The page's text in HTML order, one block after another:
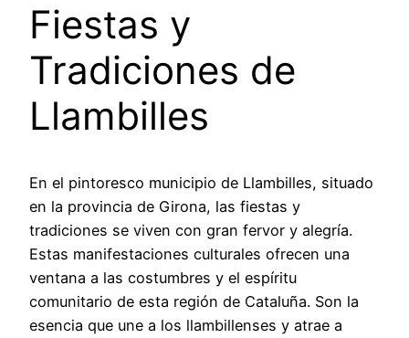
Fiestas y
Tradiciones de
Llambilles
En el pintoresco municipio de Llambilles, situado
en la provincia de Girona, las fiestas y
tradiciones se viven con gran fervor y alegría.
Estas manifestaciones culturales ofrecen una
ventana a las costumbres y el espíritu
comunitario de esta región de Cataluña. Son la
esencia que une a los llambillenses y atrae a